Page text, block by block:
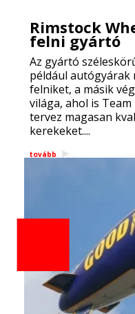
Rimstock
felni gyártó
Az gyártó
például autógyárak
felniket, a másik
világa, ahol is
tervez magasan
kerekeket....
tovább